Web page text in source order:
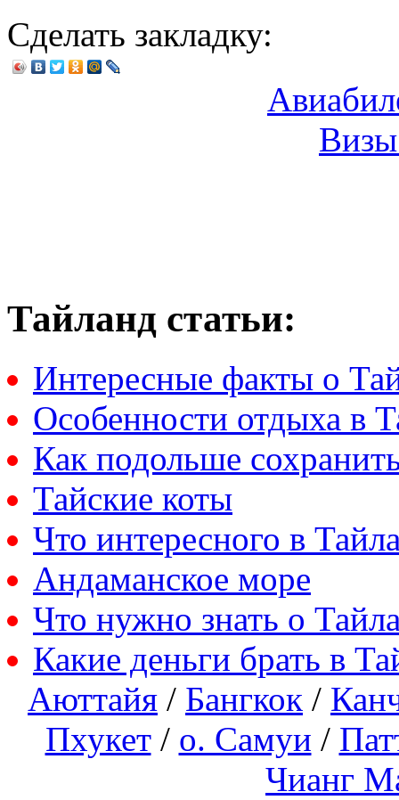
Сделать закладку:
Тайланд статьи:
Интересные факты о
Особенности отдыха в
Как подольше
Тайские коты
Что интересного в
Андаманское море
Что нужно знать о
Какие деньги брать в
Аюттайя / Бангкок /
Пхукет/ о. Самуи /
Чианг